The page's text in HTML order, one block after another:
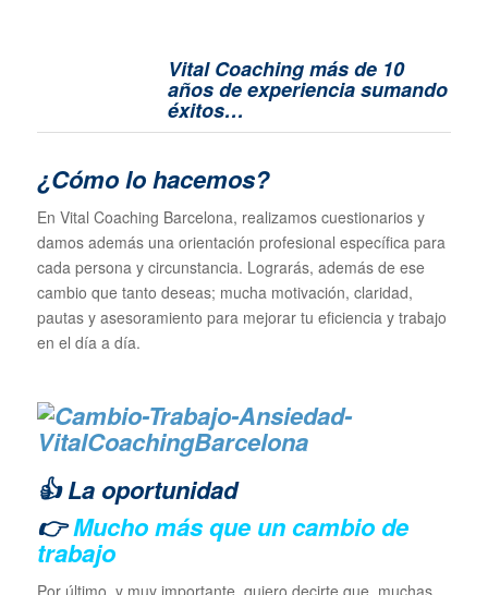
Vital Coaching más de 10
años de experiencia sumando
éxitos…
¿Cómo lo hacemos?
En Vital Coaching Barcelona, realizamos cuestionarios y
damos además una orientación profesional específica para
cada persona y circunstancia. Lograrás, además de ese
cambio que tanto deseas; mucha motivación, claridad,
pautas y asesoramiento para mejorar tu eficiencia y trabajo
en el día a día.
👍 La oportunidad
👉Mucho más que un cambio de
trabajo
Por último, y muy importante, quiero decirte que, muchas